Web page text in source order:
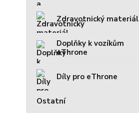
Zdravotnický materiál
Doplňky k vozíkům
eThrone
Díly pro eThrone
Ostatní